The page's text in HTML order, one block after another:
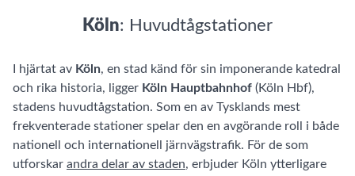
Köln: Huvudtågstationer
I hjärtat av Köln, en stad känd för sin imponerande katedral
och rika historia, ligger Köln Hauptbahnhof (Köln Hbf),
stadens huvudtågstation. Som en av Tysklands mest
frekventerade stationer spelar den en avgörande roll i både
nationell och internationell järnvägstrafik. För de som
utforskar andra delar av staden, erbjuder Köln ytterligare